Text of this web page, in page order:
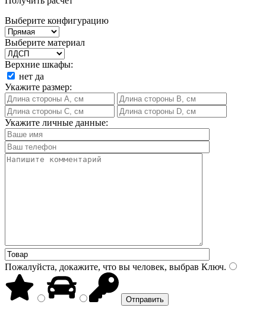
Выберите конфигурацию
Выберите материал
Верхние шкафы:
нет да
Укажите размер:
Укажите личные данные:
Пожалуйста, докажите, что вы человек, выбрав Ключ.